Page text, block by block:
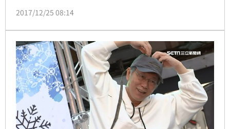
不會支持柯連任。
2017/12/25 08:14